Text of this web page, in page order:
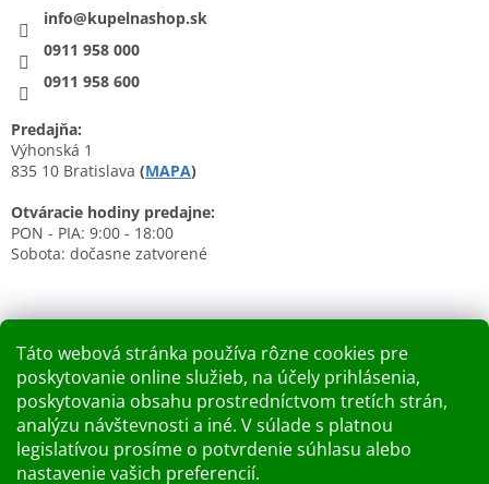
Táto webová stránka používa rôzne cookies pre
poskytovanie online služieb, na účely prihlásenia,
poskytovania obsahu prostredníctvom tretích strán,
analýzu návštevnosti a iné. V súlade s platnou
legislatívou prosíme o potvrdenie súhlasu alebo
nastavenie vašich preferencií.
info@kupelnashop.sk
0911 958 000
0911 958 600
Predajňa:
Výhonská 1
835 10 Bratislava (MAPA)
Otváracie hodiny predajne:
PON - PIA: 9:00 - 18:00
Sobota: dočasne zatvorené
Nákupný košík
0KS / 0 €